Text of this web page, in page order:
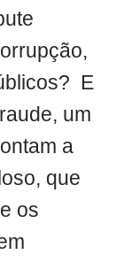
E
um
a
que
os